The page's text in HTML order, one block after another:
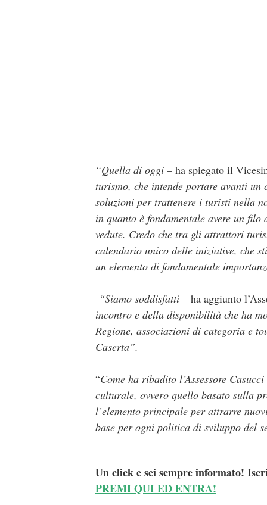
“Quella di oggi – ha spiegato il
turismo, che intende portare avanti
soluzioni per trattenere i turisti nella
in quanto è fondamentale avere un
vedute. Credo che tra gli attrattori
calendario unico delle iniziative, che
un elemento di fondamentale
“Siamo soddisfatti – ha aggiunto
incontro e della disponibilità che ha
Regione, associazioni di categoria e
Caserta”.
“Come ha ribadito l’Assessore Casucci
culturale, ovvero quello basato sulla
l’elemento principale per attrarre
base per ogni politica di sviluppo del
Un click e sei sempre informato!
PREMI QUI ED ENTRA!